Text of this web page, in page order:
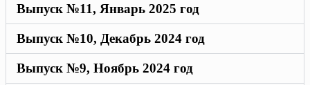
Выпуск №11, Январь 2025 год
Выпуск №10, Декабрь 2024 год
Выпуск №9, Ноябрь 2024 год